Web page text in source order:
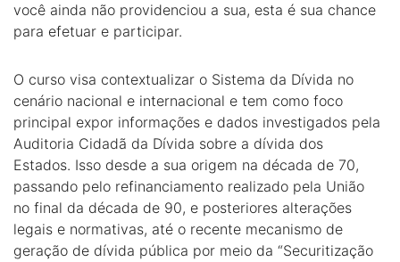
você ainda não providenciou a sua, esta é sua chance
para efetuar e participar.
O curso visa contextualizar o Sistema da Dívida no
cenário nacional e internacional e tem como foco
principal expor informações e dados investigados pela
Auditoria Cidadã da Dívida sobre a dívida dos
Estados. Isso desde a sua origem na década de 70,
passando pelo refinanciamento realizado pela União
no final da década de 90, e posteriores alterações
legais e normativas, até o recente mecanismo de
geração de dívida pública por meio da “Securitização